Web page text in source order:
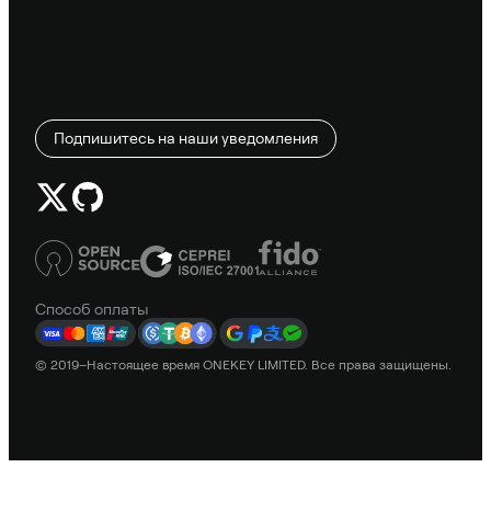
Подпишитесь на наши уведомления
Способ оплаты
© 2019–Настоящее время ONEKEY LIMITED. Все права защищены.